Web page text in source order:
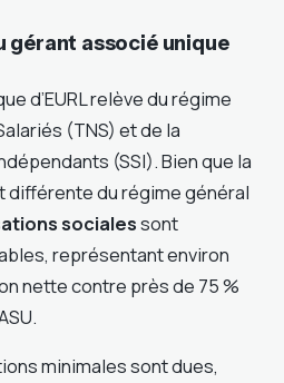
gérant associé unique
d’EURL relève du régime
(TNS) et de la
(SSI). Bien que la
du régime général
socialessont
représentant environ
nette contre près de 75 %
minimales sont dues,